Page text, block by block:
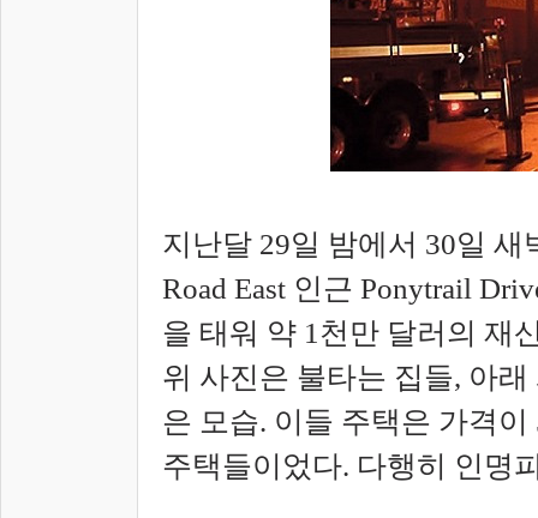
지난달 29일 밤에서 30일 새
Road East 인근 Ponytrail
을 태워 약 1천만 달러의 재
위 사진은 불타는 집들, 아
은 모습. 이들 주택은 가격
주택들이었다. 다행히 인명